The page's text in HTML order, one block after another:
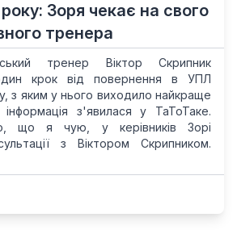
Зоря чекає на свого
тренера
тренер Віктор Скрипник
крок від повернення в УПЛ
з яким у нього виходило найкраще
з'явилася у ТаТоТаке.
що я чую, у керівників Зорі
з Віктором Скрипником.